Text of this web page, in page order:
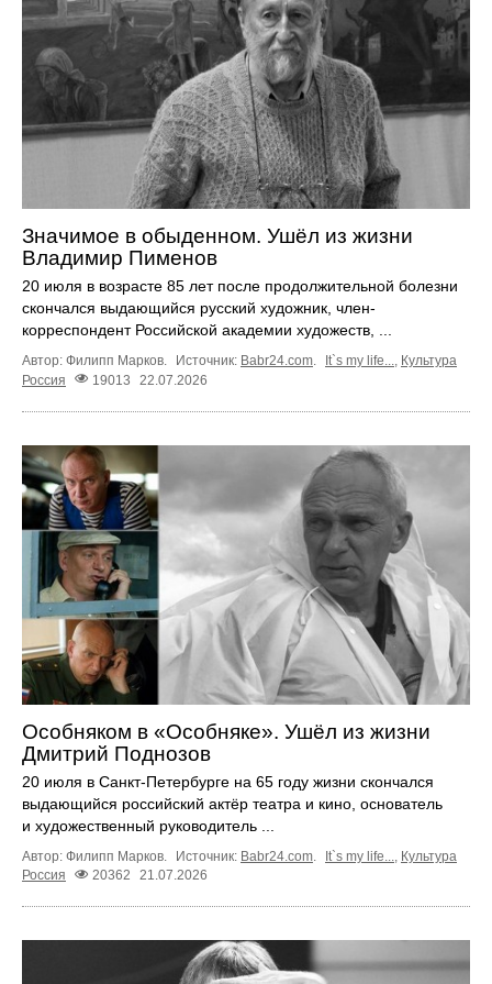
Значимое в обыденном. Ушёл из жизни
Владимир Пименов
20 июля в возрасте 85 лет после продолжительной болезни
скончался выдающийся русский художник, член-
корреспондент Российской академии художеств, ...
Автор: Филипп Марков. Источник: Babr24.com. It`s my life..., Культура
Россия
19013 22.07.2026
Особняком в «Особняке». Ушёл из жизни
Дмитрий Поднозов
20 июля в Санкт-Петербурге на 65 году жизни скончался
выдающийся российский актёр театра и кино, основатель
и художественный руководитель ...
Автор: Филипп Марков. Источник: Babr24.com. It`s my life..., Культура
Россия
20362 21.07.2026